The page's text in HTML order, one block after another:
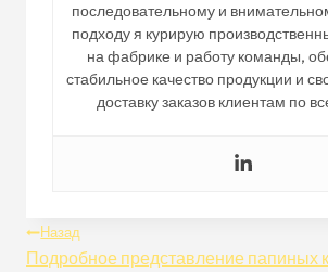
последовательному и
подходу я курирую
на фабрике и работу команды,
стабильное качество продукции и
доставку заказов клиентам по
Навигация
Назад
Подробное представление папиных